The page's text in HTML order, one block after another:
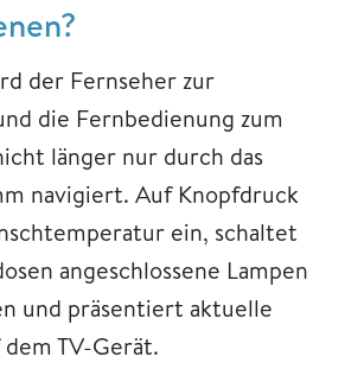
der Fernseher zur
die Fernbedienung zum
länger nur durch das
navigiert. Auf Knopfdruck
ein, schaltet
angeschlossene Lampen
und präsentiert aktuelle
TV-Gerät.